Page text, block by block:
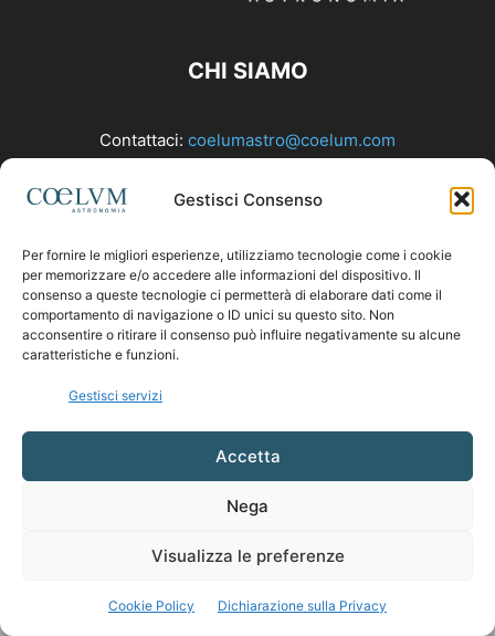
Gestisci Consenso
Per fornire le migliori esperienze, utilizziamo tecnologie come i cookie
per memorizzare e/o accedere alle informazioni del dispositivo. Il
consenso a queste tecnologie ci permetterà di elaborare dati come il
comportamento di navigazione o ID unici su questo sito. Non
acconsentire o ritirare il consenso può influire negativamente su alcune
caratteristiche e funzioni.
Gestisci servizi
Accetta
Nega
Visualizza le preferenze
Cookie Policy Dichiarazione sulla Privacy
CHI SIAMO
Contattaci: coelumastro@coelum.com
SEGUICI